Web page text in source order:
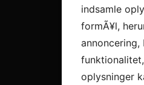
indsamle
formÃ¥l,
annoncering,
oplysninger